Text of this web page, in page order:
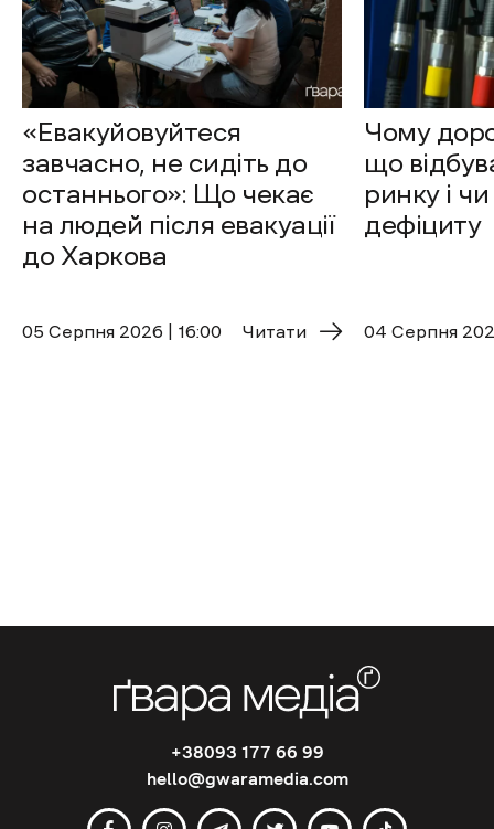
«Евакуйовуйтеся
завчасно, не сидіть до
останнього»: Що чекає
на людей після евакуації
до Харкова
05 Cерпня 2026 | 16:00 Читати
Чому
що
ринку і
дефіциту
04 Cерпня
+38093 177 66 99
hello@gwaramedia.com